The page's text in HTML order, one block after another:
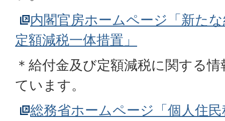
内閣官房ホームページ「新た
定額減税一体措置」
＊給付金及び定額減税に関する
ています。
総務省ホームページ「個人住